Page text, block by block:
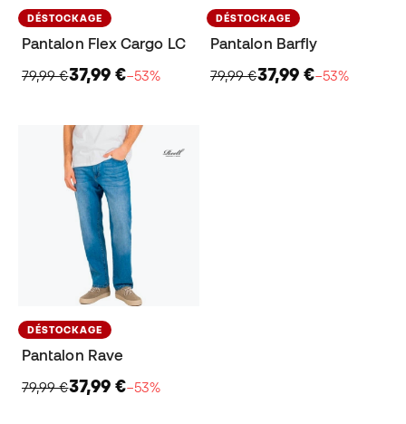
DÉSTOCKAGE
Pantalon Flex Cargo LC
79,99 €37,99 €−53%
DÉSTOCKAGE
Pantalon Barfly
79,99 €37,99 €−53%
DÉSTOCKAGE
Pantalon Rave
79,99 €37,99 €−53%